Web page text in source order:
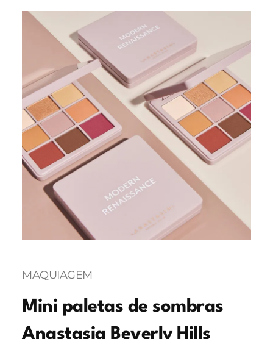
MAQUIAGEM
Mini paletas de sombras
Anastasia Beverly Hills